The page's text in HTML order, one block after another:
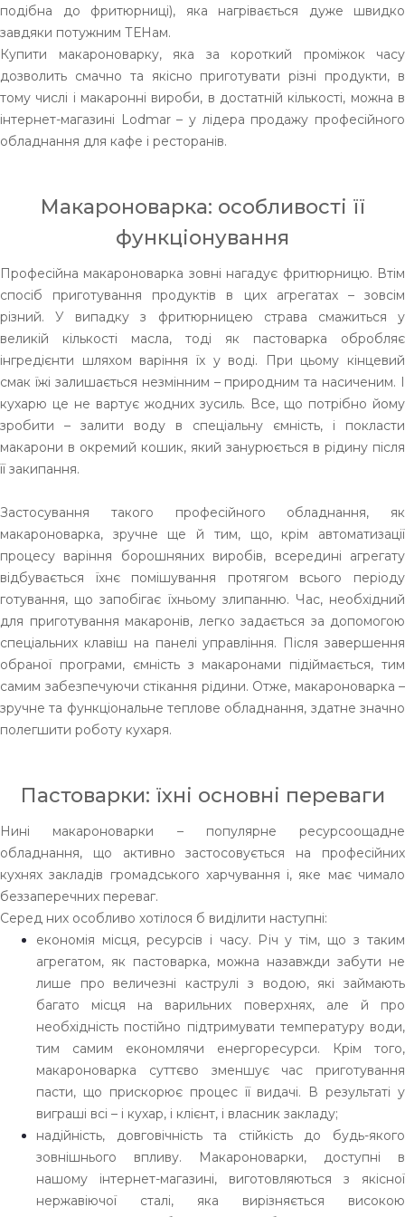
подібна до фритюрниці), яка нагрівається дуже швидко
завдяки потужним ТЕНам.
Купити макароноварку, яка за короткий проміжок часу
дозволить смачно та якісно приготувати різні продукти, в
тому числі і макаронні вироби, в достатній кількості, можна в
інтернет-магазині Lodmar – у лідера продажу професійного
обладнання для кафе і ресторанів.
Макароноварка: особливості її
функціонування
Професійна макароноварка зовні нагадує фритюрницю. Втім
спосіб приготування продуктів в цих агрегатах – зовсім
різний. У випадку з фритюрницею страва смажиться у
великій кількості масла, тоді як пастоварка обробляє
інгредієнти шляхом варіння їх у воді. При цьому кінцевий
смак їжі залишається незмінним – природним та насиченим. І
кухарю це не вартує жодних зусиль. Все, що потрібно йому
зробити – залити воду в спеціальну ємність, і покласти
макарони в окремий кошик, який занурюється в рідину після
її закипання.
Застосування такого професійного обладнання, як
макароноварка, зручне ще й тим, що, крім автоматизації
процесу варіння борошняних виробів, всередині агрегату
відбувається їхнє помішування протягом всього періоду
готування, що запобігає їхньому злипанню. Час, необхідний
для приготування макаронів, легко задається за допомогою
спеціальних клавіш на панелі управління. Після завершення
обраної програми, ємність з макаронами підіймається, тим
самим забезпечуючи стікання рідини. Отже, макароноварка –
зручне та функціональне теплове обладнання, здатне значно
полегшити роботу кухаря.
Пастоварки: їхні основні переваги
Нині макароноварки – популярне ресурсоощадне
обладнання, що активно застосовується на професійних
кухнях закладів громадського харчування і, яке має чимало
беззаперечних переваг.
Серед них особливо хотілося б виділити наступні:
економія місця, ресурсів і часу. Річ у тім, що з таким
агрегатом, як пастоварка, можна назавжди забути не
лише про величезні каструлі з водою, які займають
багато місця на варильних поверхнях, але й про
необхідність постійно підтримувати температуру води,
тим самим економлячи енергоресурси. Крім того,
макароноварка суттєво зменшує час приготування
пасти, що прискорює процес її видачі. В результаті у
виграші всі – і кухар, і клієнт, і власник закладу;
надійність, довговічність та стійкість до будь-якого
зовнішнього впливу. Макароноварки, доступні в
нашому інтернет-магазині, виготовляються з якісної
нержавіючої сталі, яка вирізняється високою